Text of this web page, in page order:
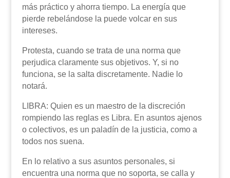
más práctico y ahorra tiempo. La energía que
pierde rebelándose la puede volcar en sus
intereses.
Protesta, cuando se trata de una norma que
perjudica claramente sus objetivos. Y, si no
funciona, se la salta discretamente. Nadie lo
notará.
LIBRA: Quien es un maestro de la discreción
rompiendo las reglas es Libra. En asuntos ajenos
o colectivos, es un paladín de la justicia, como a
todos nos suena.
En lo relativo a sus asuntos personales, si
encuentra una norma que no soporta, se calla y